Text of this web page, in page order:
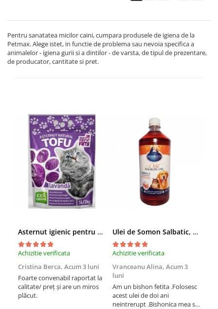
Pentru sanatatea micilor caini, cumpara produsele de igiena de la
Petmax. Alege istet, in functie de problema sau nevoia specifica a
animalelor - igiena gurii si a dintilor - de varsta, de tipul de prezentare,
de producator, cantitate si pret.
Asternut igienic pentru pisici Tofu Lavanda, Mon Petit 5 l
Achizitie verificata
Cristina Berca, Acum 3 luni
Foarte convenabil raportat la
calitate/ preț și are un miros
plăcut.
Ulei de Somon Salbatic, câini și pisici, piele si blană, BEST4PETS, 1l
Achizitie verificata
Vranceanu Alina, Acum 3
luni
Am un bishon fetita .Folosesc
acest ulei de doi ani
neintrerupt .Bishonica mea se